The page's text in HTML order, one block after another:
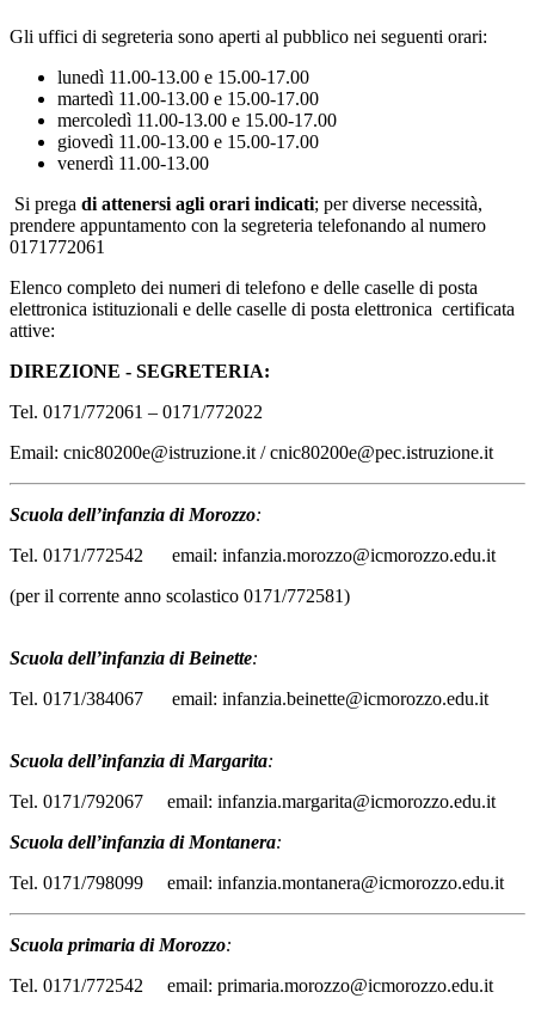
Gli uffici di segreteria sono aperti al pubblico nei seguenti orari:
lunedì 11.00-13.00 e 15.00-17.00
martedì 11.00-13.00 e 15.00-17.00
mercoledì 11.00-13.00 e 15.00-17.00
giovedì 11.00-13.00 e 15.00-17.00
venerdì 11.00-13.00
Si prega di attenersi agli orari indicati; per diverse necessità,
prendere appuntamento con la segreteria telefonando al numero
0171772061
Elenco completo dei numeri di telefono e delle caselle di posta
elettronica istituzionali e delle caselle di posta elettronica certificata
attive:
DIREZIONE - SEGRETERIA:
Tel. 0171/772061 – 0171/772022
Email: cnic80200e@istruzione.it / cnic80200e@pec.istruzione.it
Scuola dell’infanzia di Morozzo:
Tel. 0171/772542 email: infanzia.morozzo@icmorozzo.edu.it
(per il corrente anno scolastico 0171/772581)
Scuola dell’infanzia di Beinette:
Tel. 0171/384067 email: infanzia.beinette@icmorozzo.edu.it
Scuola dell’infanzia di Margarita:
Tel. 0171/792067 email: infanzia.margarita@icmorozzo.edu.it
Scuola dell’infanzia di Montanera:
Tel. 0171/798099 email: infanzia.montanera@icmorozzo.edu.it
Scuola primaria di Morozzo:
Tel. 0171/772542 email: primaria.morozzo@icmorozzo.edu.it